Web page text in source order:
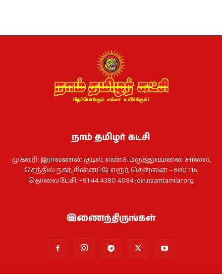
நாம் தமிழர் கட்சி
முகவரி: இராவணன் குடில், எண்.8. மருத்துவமனை சாலை,
செந்தில் நகர், சின்னப்போரூர், சென்னை – 600 116.
தொலைபேசி: +91 44 4380 4084join.naamtamilar.org
இணைந்திருங்கள்